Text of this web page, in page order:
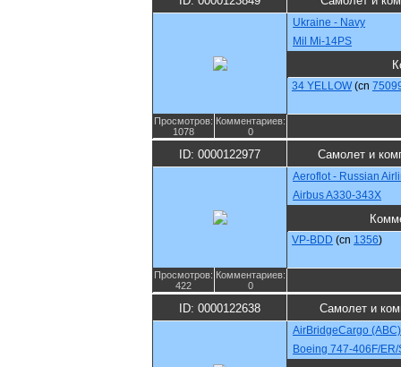
Ukraine - Navy
Mil Mi-14PS
34 YELLOW (cn
Просмотров:
1078
Комментариев:
0
ID: 0000122977 Самолет и
Aeroflot - Russian
Airbus A330-343X
VP-BDD (cn 1356)
Просмотров:
422
Комментариев:
0
ID: 0000122638 Самолет и
AirBridgeCargo (ABC)
Boeing 747-406F/ER/